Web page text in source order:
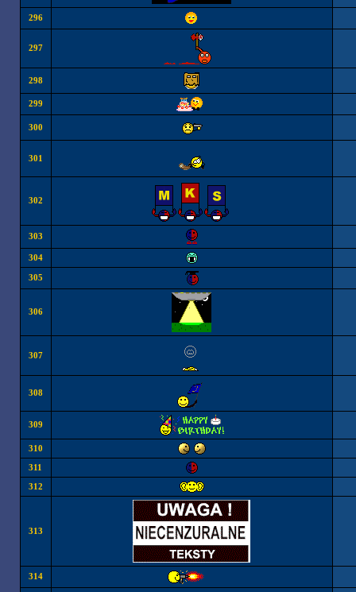
296
297
298
299
300
301
302
303
304
305
306
307
308
309
310
311
312
313
314